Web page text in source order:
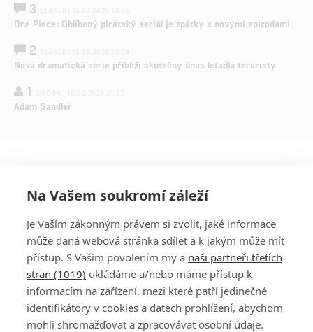
3
One Piece: Oblíbený pirátský seriál je zpátky s novými epizodami
2
Nová dramatická série přiblíží skutečný únos letadla teroristy
1
Adam Sandler
PŘIHLÁSIT
REGISTROVAT
DISKUZE
Na Vašem soukromí záleží
Je Vaším zákonným právem si zvolit, jaké informace
může daná webová stránka sdílet a k jakým může mít
přístup. S Vaším povolením my a naši partneři třetích
stran (1019) ukládáme a/nebo máme přístup k
informacím na zařízení, mezi které patří jedinečné
identifikátory v cookies a datech prohlížení, abychom
mohli shromažďovat a zpracovávat osobní údaje.